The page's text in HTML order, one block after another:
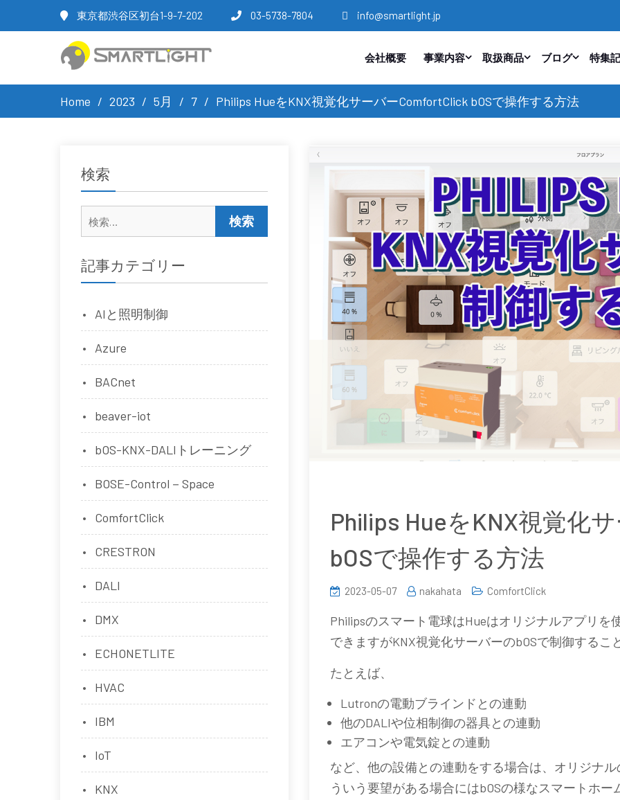
東京都渋谷区初台1-9-7-202 03-5738-7804 info@smartlight.jp
会社概要 事業内容 取扱商品 ブログ 特集
Home 2023 5月 7 Philips HueをKNX視覚化サーバーComfortClick bOSで操作する方法
Philips HueをKNX視覚化
bOSで操作する方法
2023-05-07 nakahata ComfortClick
Philipsのスマート電球はHueはオリジナルアプリ
できますがKNX視覚化サーバーのbOSで制御するこ
たとえば、
Lutronの電動ブラインドとの連動
他のDALIや位相制御の器具との連動
エアコンや電気錠との連動
など、他の設備との連動をする場合は、オリジナ
ういう要望がある場合にはbOSの様なスマートホ
検索
記事カテゴリー
AIと照明制御
Azure
BACnet
beaver-iot
bOS-KNX-DALIトレーニング
BOSE-Control－Space
ComfortClick
CRESTRON
DALI
DMX
ECHONETLITE
HVAC
IBM
IoT
KNX